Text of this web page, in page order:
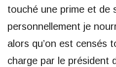
touché une prime et de
personnellement je
alors qu’on est censés
charge par le président